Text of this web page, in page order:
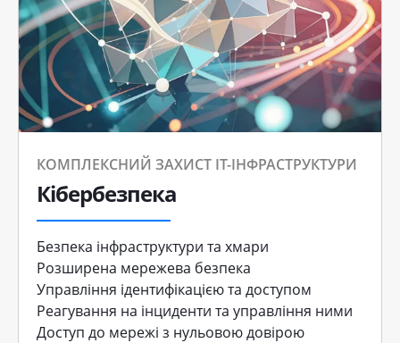
КОМПЛЕКСНИЙ ЗАХИСТ ІТ-ІНФРАСТРУКТУРИ
Кібербезпека
Безпека інфраструктури та хмари
Розширена мережева безпека
Управління ідентифікацією та доступом
Реагування на інциденти та управління ними
Доступ до мережі з нульовою довірою